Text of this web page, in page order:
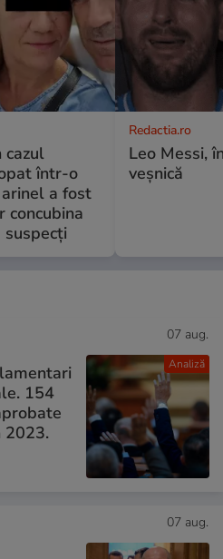
cazul
într-o
a fost
concubina
Redactia.ro
Leo Messi,
veșnică
Analiză
07 aug.
154
2023.
07 aug.